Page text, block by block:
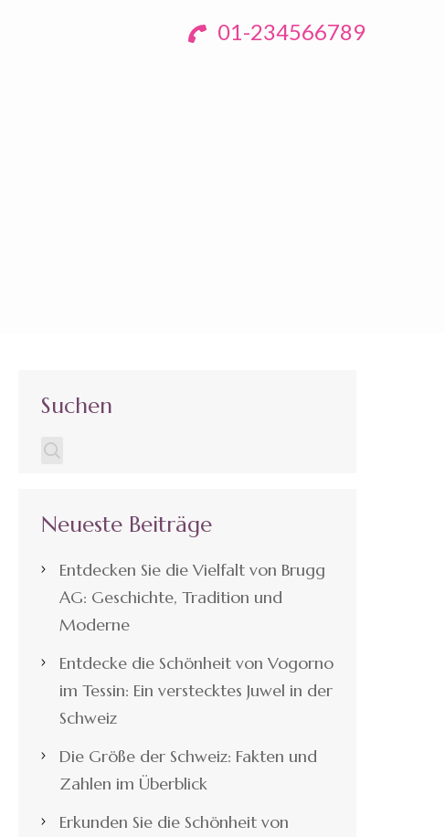
01-234566789
Suchen
Neueste Beiträge
Entdecken Sie die Vielfalt von Brugg
AG: Geschichte, Tradition und
Moderne
Entdecke die Schönheit von Vogorno
im Tessin: Ein verstecktes Juwel in der
Schweiz
Die Größe der Schweiz: Fakten und
Zahlen im Überblick
Erkunden Sie die Schönheit von